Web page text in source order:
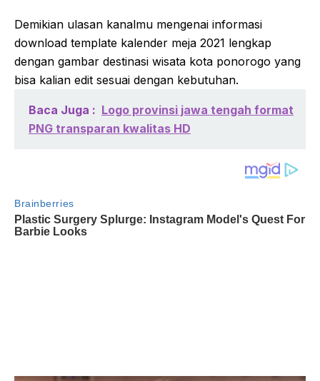
Demikian ulasan kanalmu mengenai informasi
download template kalender meja 2021 lengkap
dengan gambar destinasi wisata kota ponorogo yang
bisa kalian edit sesuai dengan kebutuhan.
Baca Juga : Logo provinsi jawa tengah format
PNG transparan kwalitas HD